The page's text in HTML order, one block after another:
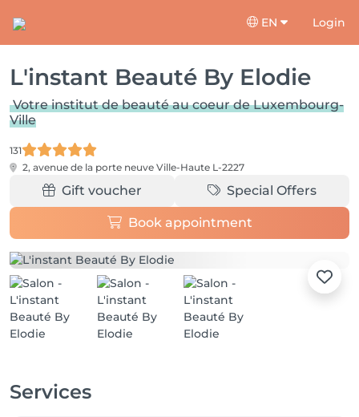
EN Login
L'instant Beauté By Elodie
Votre institut de beauté au coeur de Luxembourg-
Ville
131
2, avenue de la porte neuve Ville-Haute L-2227
Gift voucher Special Offers
Book appointment
Services